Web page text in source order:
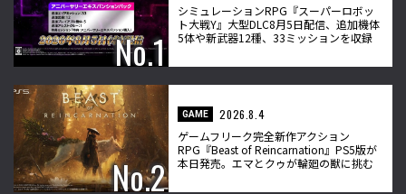
シミュレーションRPG『スーパーロボッ
ト大戦Y』大型DLC8月5日配信、追加機体
5体や新武器12種、33ミッションを収録
GAME
2026.8.4
ゲームフリーク完全新作アクション
RPG『Beast of Reincarnation』PS5版が
本日発売。エマとクゥが輪廻の獣に挑む